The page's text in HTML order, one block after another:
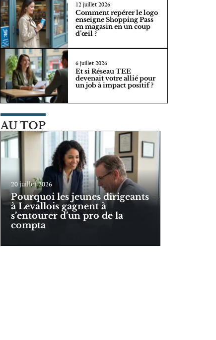
12 juillet 2026
Comment repérer le logo
enseigne Shopping Pass
en magasin en un coup
d’œil ?
6 juillet 2026
Et si Réseau TEE
devenait votre allié pour
un job à impact positif ?
AU TOP
20 juillet 2026
Pourquoi les jeunes dirigeants
à Levallois gagnent à
s’entourer d’un pro de la
compta